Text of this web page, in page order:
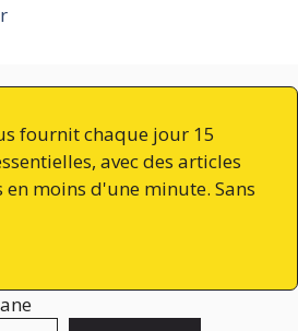
fournit chaque jour 15
avec des articles
en moins d'une minute. Sans